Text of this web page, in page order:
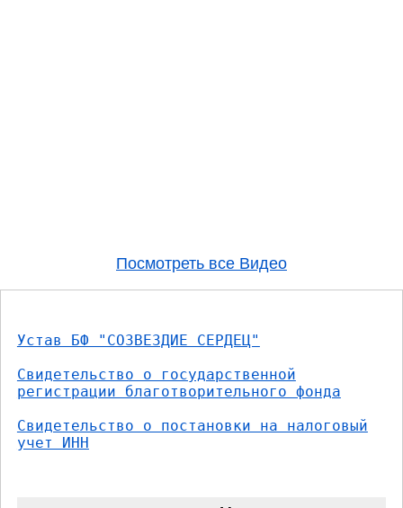
Посмотреть все Видео
Устав БФ "СОЗВЕЗДИЕ СЕРДЕЦ"
Свидетельство о государственной
регистрации благотворительного фонда
Свидетельство о постановки на налоговый
учет ИНН